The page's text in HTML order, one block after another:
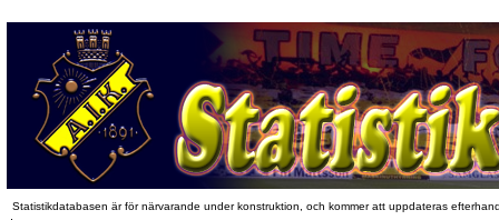
Statistikdatabasen är för närvarande under konstruktion, och kommer att uppdateras